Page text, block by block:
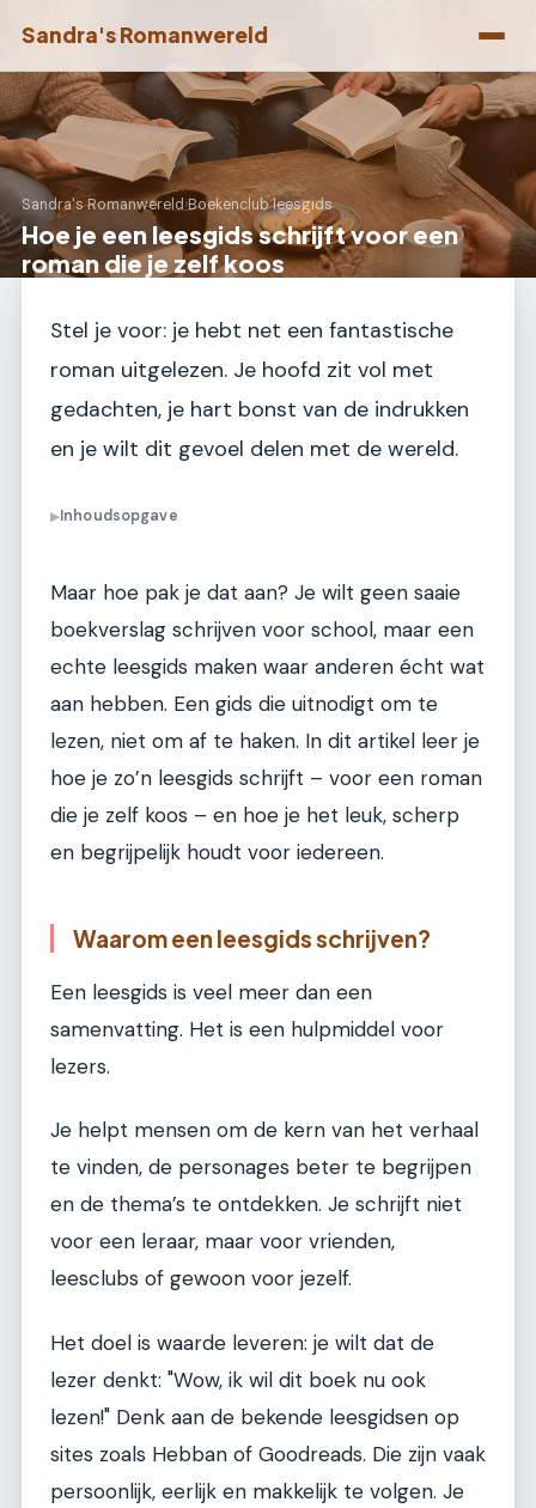
Sandra's Romanwereld
Sandra's Romanwereld›Boekenclub leesgids
Hoe je een leesgids schrijft voor een
roman die je zelf koos
Stel je voor: je hebt net een fantastische
roman uitgelezen. Je hoofd zit vol met
gedachten, je hart bonst van de indrukken
en je wilt dit gevoel delen met de wereld.
▶Inhoudsopgave
Maar hoe pak je dat aan? Je wilt geen saaie
boekverslag schrijven voor school, maar een
echte leesgids maken waar anderen écht wat
aan hebben. Een gids die uitnodigt om te
lezen, niet om af te haken. In dit artikel leer je
hoe je zo’n leesgids schrijft – voor een roman
die je zelf koos – en hoe je het leuk, scherp
en begrijpelijk houdt voor iedereen.
Waarom een leesgids schrijven?
Een leesgids is veel meer dan een
samenvatting. Het is een hulpmiddel voor
lezers.
Je helpt mensen om de kern van het verhaal
te vinden, de personages beter te begrijpen
en de thema’s te ontdekken. Je schrijft niet
voor een leraar, maar voor vrienden,
leesclubs of gewoon voor jezelf.
Het doel is waarde leveren: je wilt dat de
lezer denkt: "Wow, ik wil dit boek nu ook
lezen!" Denk aan de bekende leesgidsen op
sites zoals Hebban of Goodreads. Die zijn vaak
persoonlijk, eerlijk en makkelijk te volgen. Je